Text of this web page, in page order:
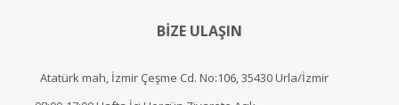
BİZE ULAŞIN
Atatürk mah, İzmir Çeşme Cd. No:106, 35430 Urla/İzmir